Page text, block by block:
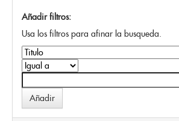
Añadir filtros:
Usa los filtros para afinar la busqueda.